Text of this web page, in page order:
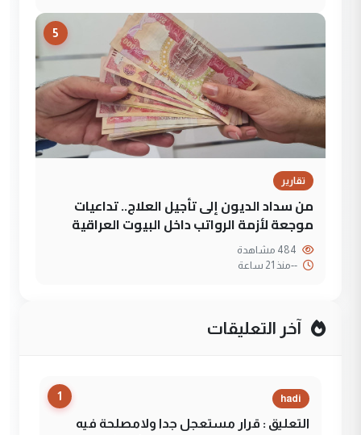
5
تقارير
من سداد الديون إلى تأجيل العلاج.. تداعيات
موجعة لأزمة الرواتب داخل البيوت العراقية
--منذ 21 ساعة
آخر التعليقات
1 hadi
التعليق : قرار مستعجل جدا ولامصلحة فيه